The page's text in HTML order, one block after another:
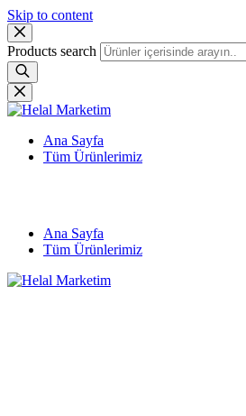
Skip to content
Products search
Ana Sayfa
Tüm Ürünlerimiz
Ana Sayfa
Tüm Ürünlerimiz